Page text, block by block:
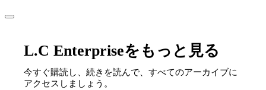
L.C Enterpriseをもっと見る
今すぐ購読し、続きを読んで、すべてのアーカイブに
アクセスしましょう。